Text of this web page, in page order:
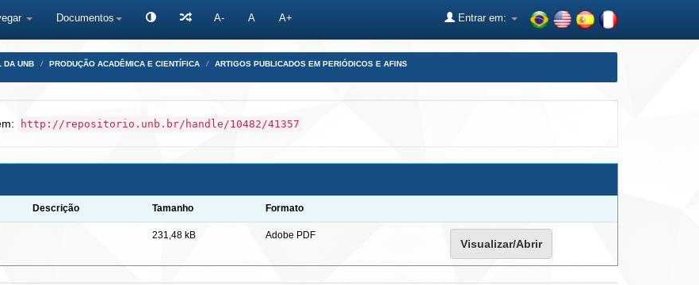
Documentos A- A A+ Entrar em:
DA UNB PRODUÇÃO ACADÊMICA E CIENTÍFICA ARTIGOS PUBLICADOS EM PERIÓDICOS E AFINS
http://repositorio.unb.br/handle/10482/41357
Descrição Tamanho Formato
231,48 kB Adobe PDF
Visualizar/Abrir